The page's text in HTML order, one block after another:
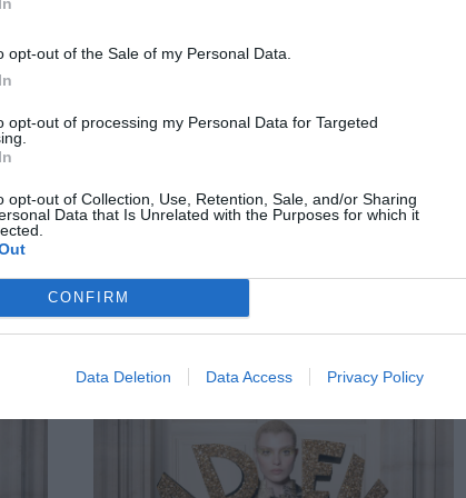
opt-out of the Sale of my Personal Data.
opt-out of processing my Personal Data for Targeted
opt-out of Collection, Use, Retention, Sale, and/or Sharing
Data that Is Unrelated with the Purposes for which it
CONFIRM
Data Deletion Data Access Privacy Policy
του Νταλί. Στο επίκεντρο, μια ερώτηση-«παιχνίδι»:
μάσκες; Είναι ακριβώς αυτή η αίσθηση -να ανήκεις σε
γοητεία του αγνώστου- που ο σχεδιαστής προσπάθησε
ο συνδετικός κρίκος μιας αφήγησης που κινήθηκε
με ένα μοναχικό μαύρο τριαντάφυλλο στο
διαβάθμιση μαύρου προς μπορντό, πρώτα printed και
λίθους στο ίδιο ombré χρώμα. Έκπληξη αποτέλεσαν και τα
όσο και για άντρες. Πρόκειται για ένα νέο κεφάλαιο
έτοιμο να ανθίσει.